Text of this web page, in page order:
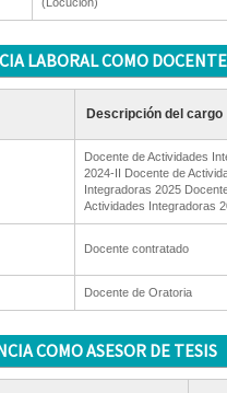
LABORAL COMO DOCENTE
Descripción del cargo
Docente de Actividades
2024-II Docente de
Integradoras 2025
Actividades Integradoras
Docente contratado
Docente de Oratoria
COMO ASESOR DE TESIS